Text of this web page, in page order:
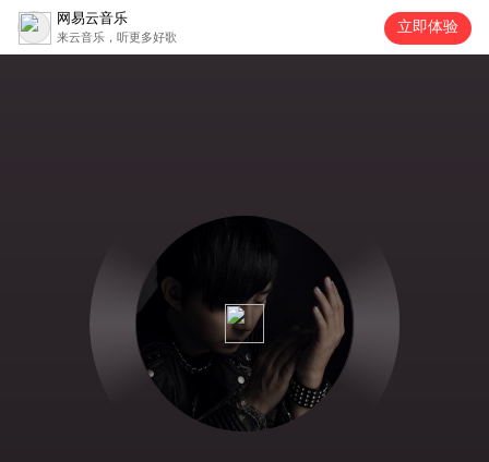
网易云音乐
来云音乐，听更多好歌
立即体验